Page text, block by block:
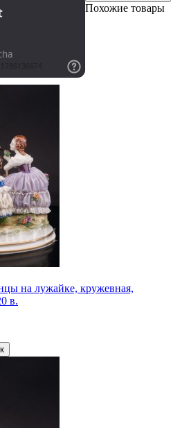
Похожие товары
на лужайке, кружевная,
в.